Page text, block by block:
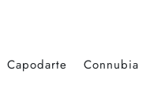
Capodarte Connubia